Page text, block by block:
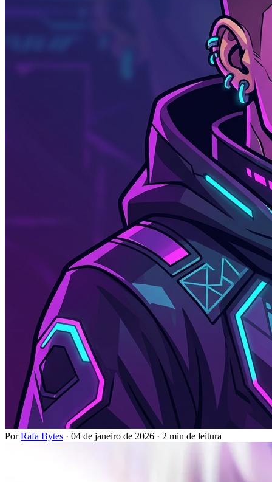
PorRafa Bytes · 04 de janeiro de 2026 · 2 min de leitura